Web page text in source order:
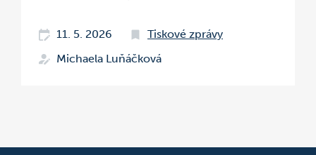
11. 5. 2026
Tiskové zprávy
Michaela Luňáčková